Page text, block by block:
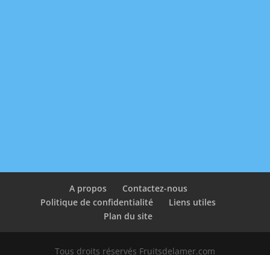
A propos
Contactez-nous
Politique de confidentialité
Liens utiles
Plan du site
Tous droits réservés Fruitsdelamer.com